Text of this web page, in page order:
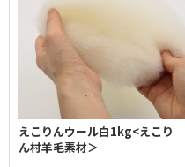
えこりんウール白1kg<えこり
ん村羊毛素材＞